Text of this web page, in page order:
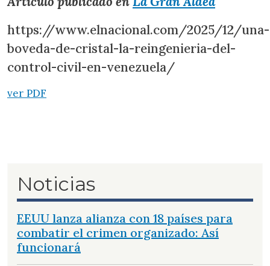
https://www.elnacional.com/2025/12/una-
boveda-de-cristal-la-reingenieria-del-
control-civil-en-venezuela/
ver PDF
Noticias
EEUU lanza alianza con 18 países para
combatir el crimen organizado: Así
funcionará